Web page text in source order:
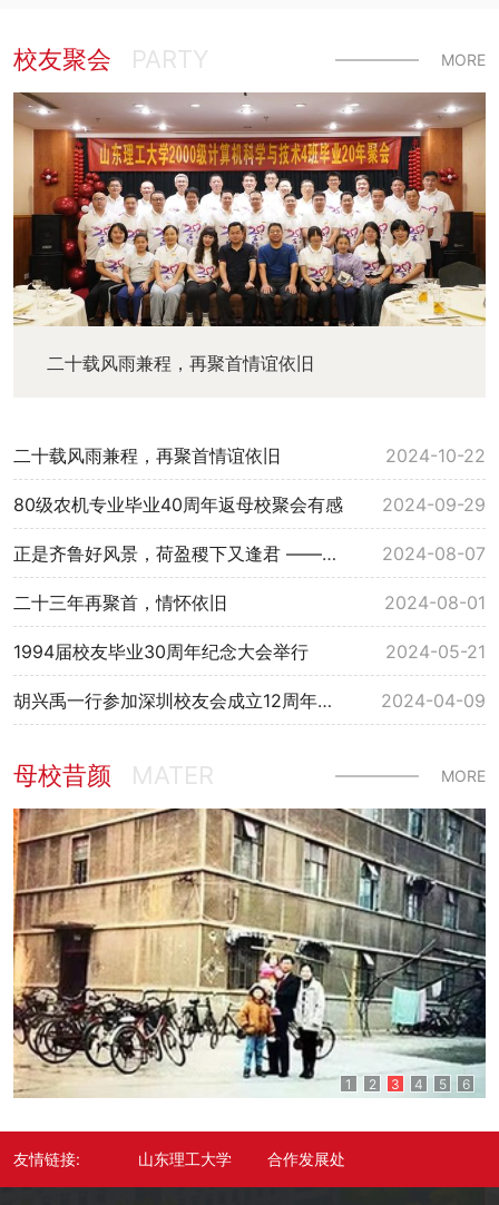
校友聚会 PARTY MORE
二十载风雨兼程，再聚首情谊依旧
二十载风雨兼程，再聚首情谊依旧 2024-10-22
80级农机专业毕业40周年返母校聚会有感 2024-09-29
正是齐鲁好风景，荷盈稷下又逢君 ——电气学院2000级电气一班毕业20周年聚会 2024-08-07
二十三年再聚首，情怀依旧 2024-08-01
1994届校友毕业30周年纪念大会举行 2024-05-21
胡兴禹一行参加深圳校友会成立12周年庆祝活动 2024-04-09
母校昔颜 MATER MORE
1 2 3 4 5 6
友情链接: 山东理工大学 合作发展处